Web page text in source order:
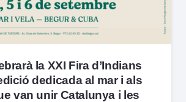
la XXI Fira d’Indians
dedicada al mar i als
van unir Catalunya i les